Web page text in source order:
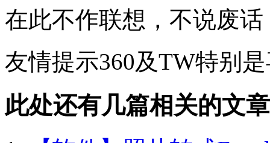
在此不作联想，不说废话
友情提示360及TW特别
此处还有几篇相关的文